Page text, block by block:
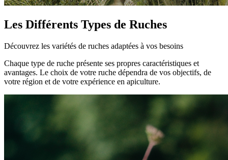
Les Différents Types de Ruches
Découvrez les variétés de ruches adaptées à vos besoins
Chaque type de ruche présente ses propres caractéristiques et
avantages. Le choix de votre ruche dépendra de vos objectifs, de
votre région et de votre expérience en apiculture.